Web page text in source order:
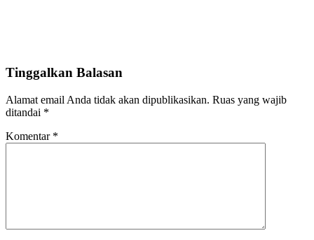
Tinggalkan Balasan
Alamat email Anda tidak akan dipublikasikan. Ruas yang wajib
ditandai *
Komentar *